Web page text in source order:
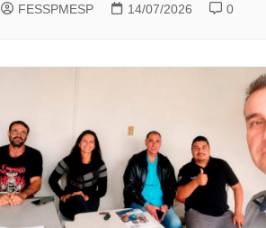
FESSPMESP 14/07/2026 0